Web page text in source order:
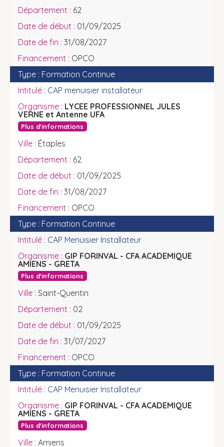
62
01/09/2025
31/08/2027
OPCO
Formation Continue
CAP menuisier installateur
LYCEE PROFESSIONNEL JULES
VERNE et Antenne UFA
Plus d'informations
Étaples
62
01/09/2025
31/08/2027
OPCO
Formation Continue
CAP Menuisier Installateur
GIP FORINVAL - CFA ACADEMIQUE
AMIENS - GRETA
Plus d'informations
Saint-Quentin
02
01/09/2025
31/07/2027
OPCO
Formation Continue
CAP Menuisier Installateur
GIP FORINVAL - CFA ACADEMIQUE
AMIENS - GRETA
Plus d'informations
Amiens